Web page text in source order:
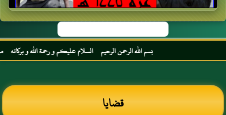
بسم الله الرحمن الرحيم السلام عليكم و رحمة الله و بركاته مرحبا
قضايا